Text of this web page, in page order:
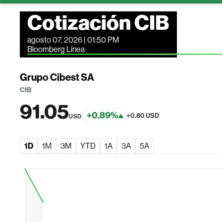
Cotización CIB
agosto 07, 2026 | 01:50 PM
Bloomberg Línea
Grupo Cibest SA
CIB
91.05USD +0.89% +0.80 USD
1D 1M 3M YTD 1A 3A 5A